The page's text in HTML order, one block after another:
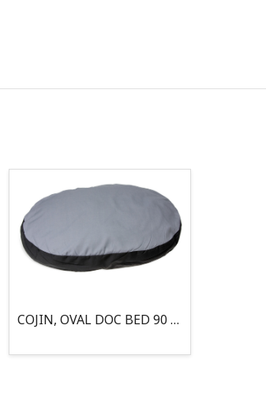
COJIN, OVAL DOC BED 90 X 66 X 10CM GRIS/NEGRO, 95°